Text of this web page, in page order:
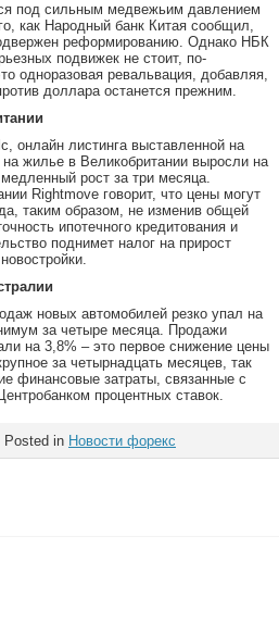
под сильным медвежьим давлением
как Народный банк Китая сообщил,
реформированию. Однако НБК
подвижек не стоит, по-
одноразовая ревальвация, добавляя,
доллара останется прежним.
онлайн листинга выставленной на
жилье в Великобритании выросли на
рост за три месяца.
Rightmove говорит, что цены могут
таким образом, не изменив общей
ипотечного кредитования и
поднимет налог на прирост
новых автомобилей резко упал на
за четыре месяца. Продажи
на 3,8% – это первое снижение цены
за четырнадцать месяцев, так
финансовые затраты, связанные с
процентных ставок.
Posted in Новости форекс